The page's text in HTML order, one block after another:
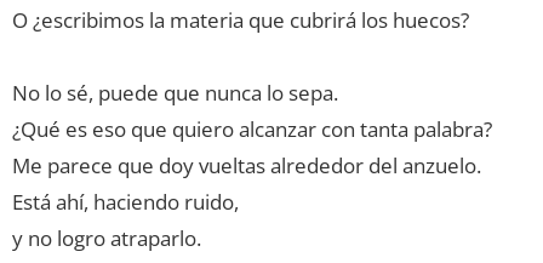
O ¿escribimos la materia que cubrirá los huecos?
No lo sé, puede que nunca lo sepa.
¿Qué es eso que quiero alcanzar con tanta palabra?
Me parece que doy vueltas alrededor del anzuelo.
Está ahí, haciendo ruido,
y no logro atraparlo.